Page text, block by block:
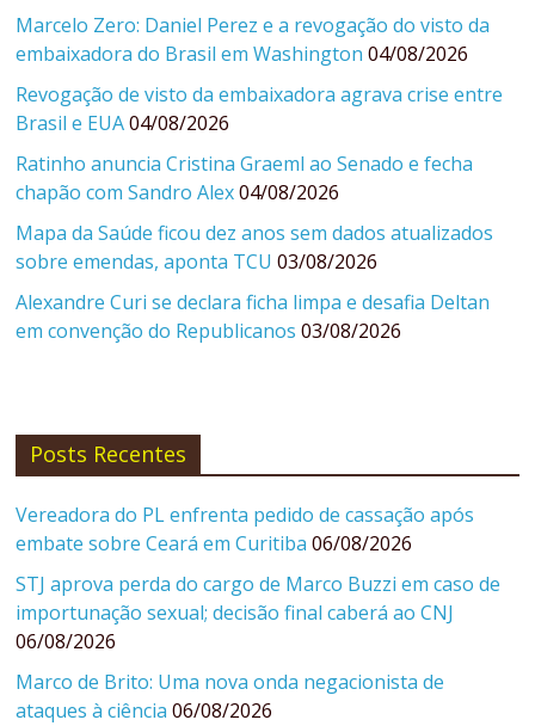
Marcelo Zero: Daniel Perez e a revogação do visto da
embaixadora do Brasil em Washington 04/08/2026
Revogação de visto da embaixadora agrava crise entre
Brasil e EUA 04/08/2026
Ratinho anuncia Cristina Graeml ao Senado e fecha
chapão com Sandro Alex 04/08/2026
Mapa da Saúde ficou dez anos sem dados atualizados
sobre emendas, aponta TCU 03/08/2026
Alexandre Curi se declara ficha limpa e desafia Deltan
em convenção do Republicanos 03/08/2026
Posts Recentes
Vereadora do PL enfrenta pedido de cassação após
embate sobre Ceará em Curitiba 06/08/2026
STJ aprova perda do cargo de Marco Buzzi em caso de
importunação sexual; decisão final caberá ao CNJ
06/08/2026
Marco de Brito: Uma nova onda negacionista de
ataques à ciência 06/08/2026